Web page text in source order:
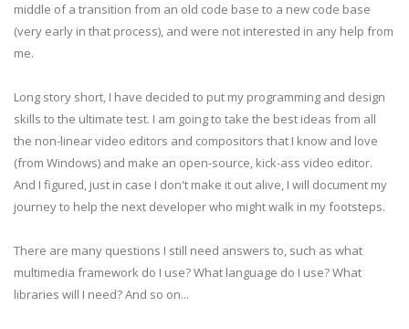
middle of a transition from an old code base to a new code base
(very early in that process), and were not interested in any help from
me.
Long story short, I have decided to put my programming and design
skills to the ultimate test. I am going to take the best ideas from all
the non-linear video editors and compositors that I know and love
(from Windows) and make an open-source, kick-ass video editor.
And I figured, just in case I don't make it out alive, I will document my
journey to help the next developer who might walk in my footsteps.
There are many questions I still need answers to, such as what
multimedia framework do I use? What language do I use? What
libraries will I need? And so on...